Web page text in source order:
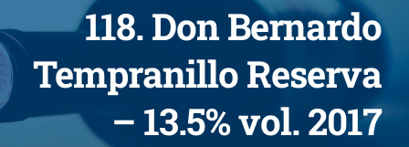
118. Don Bernardo
Tempranillo Reserva
– 13.5% vol. 2017